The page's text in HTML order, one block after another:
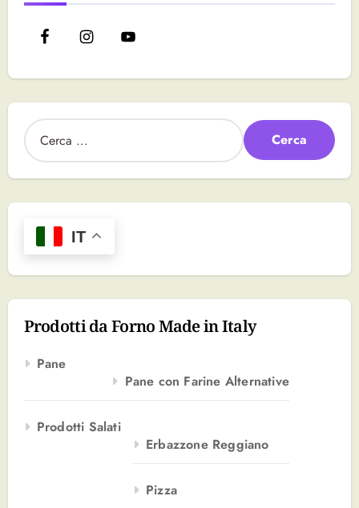
R
i
e
:
IT
Prodotti da Forno Made in Italy
Pane
Pane con Farine Alternative
Prodotti Salati
Erbazzone Reggiano
Pizza